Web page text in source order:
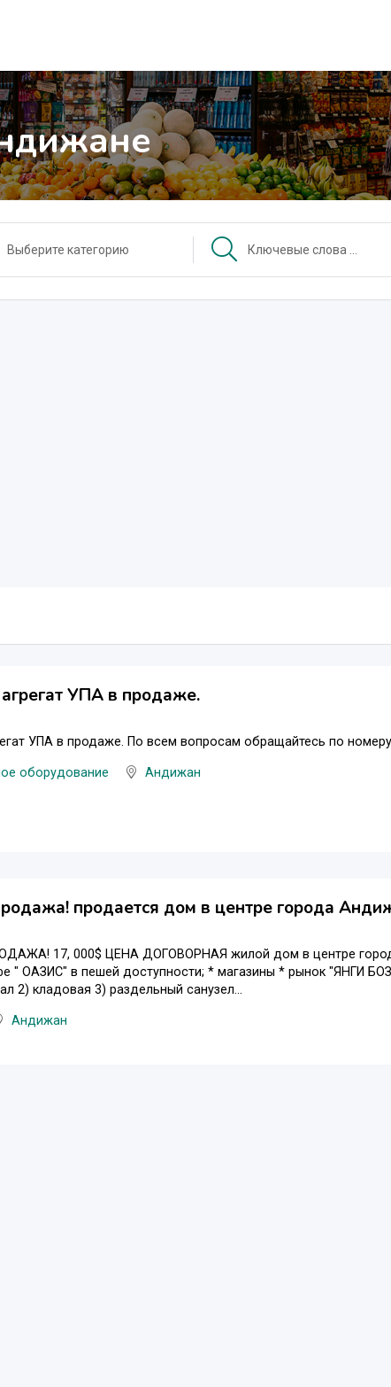
Выберите категорию
УПА в продаже.
УПА в продаже. По всем вопросам обращайтесь по
оборудование Андижан
продается дом в центре города
17, 000$ ЦЕНА ДОГОВОРНАЯ жилой дом в центре
" ОАЗИС" в пешей доступности; * магазины * рынок
2) кладовая 3) раздельный санузел...
Андижан